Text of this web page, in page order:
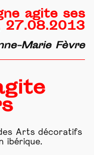
Arts décoratifs
ibérique.
agite ses
27.08.2013
Marie Fèvre